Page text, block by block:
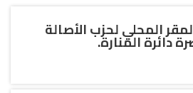
المحلي لحزب الأصالة
دائرة المنارة.